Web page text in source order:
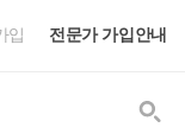
입 전문가 가입안내